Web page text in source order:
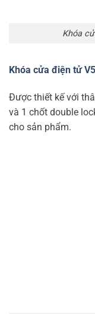
Khóa
Khóa cửa điện tử
Được thiết kế với
và 1 chốt double
cho sản phẩm.